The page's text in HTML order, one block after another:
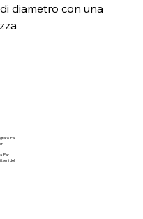
diametro con una
Fai
Per
temi del